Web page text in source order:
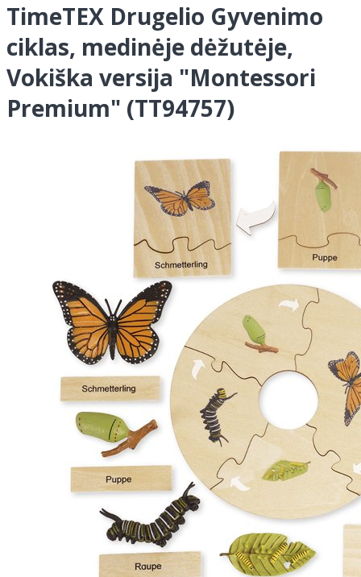
TimeTEX Drugelio Gyvenimo
ciklas, medinėje dėžutėje,
Vokiška versija "Montessori
Premium" (TT94757)